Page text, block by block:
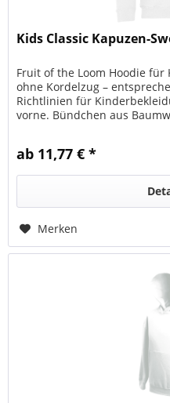
Kids Classic Kapuzen-
Fruit of the Loom Hoodie
ohne Kordelzug –
Richtlinien für
vorne. Bündchen aus
ab 11,77 € *
Merken